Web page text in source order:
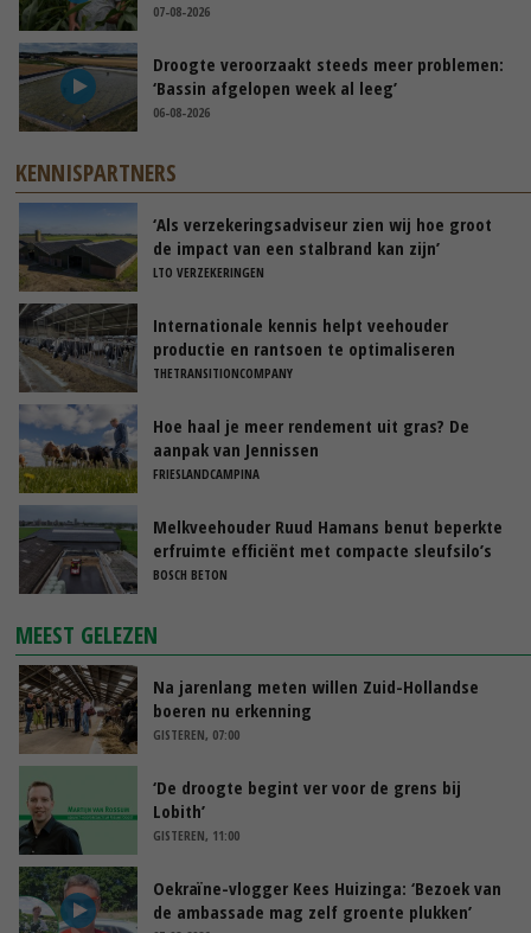
07-08-2026
Droogte veroorzaakt steeds meer problemen:
‘Bassin afgelopen week al leeg’
06-08-2026
KENNISPARTNERS
‘Als verzekeringsadviseur zien wij hoe groot
de impact van een stalbrand kan zijn’
LTO VERZEKERINGEN
Internationale kennis helpt veehouder
productie en rantsoen te optimaliseren
THETRANSITIONCOMPANY
Hoe haal je meer rendement uit gras? De
aanpak van Jennissen
FRIESLANDCAMPINA
Melkveehouder Ruud Hamans benut beperkte
erfruimte efficiënt met compacte sleufsilo’s
BOSCH BETON
MEEST GELEZEN
Na jarenlang meten willen Zuid-Hollandse
boeren nu erkenning
GISTEREN, 07:00
‘De droogte begint ver voor de grens bij
Lobith’
GISTEREN, 11:00
Oekraïne-vlogger Kees Huizinga: ‘Bezoek van
de ambassade mag zelf groente plukken’